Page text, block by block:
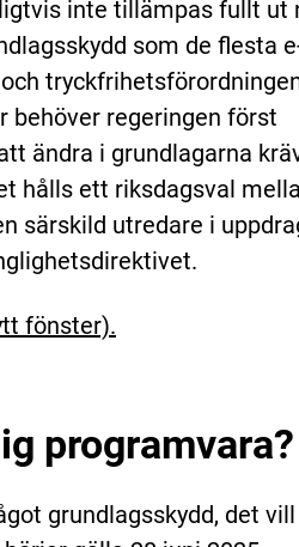
inte tillämpas fullt ut
som de flesta
behöver regeringen först
ändra i grundlagarna
hålls ett riksdagsval
särskild utredare i
fönster).
programvara?
grundlagsskydd, det vill